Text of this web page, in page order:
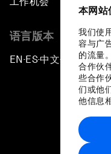
本网
我们使
容与广
的流量
合作伙
些合作
们或他
他信息
语言版本
EN ▪ES▪中文▪ 日本語